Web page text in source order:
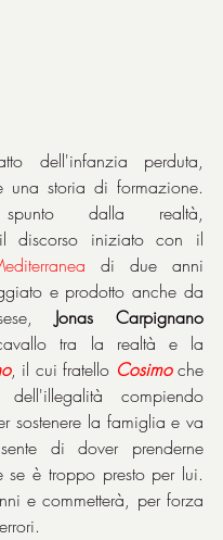
dell'infanzia perduta,
una storia di formazione.
spunto dalla realtà,
discorso iniziato con il
di due anni
e prodotto anche da
Jonas Carpignano
tra la realtà e la
, il cui fratello Cosimo che
compiendo
sostenere la famiglia e va
di dover prenderne
se è troppo presto per lui.
e commetterà, per forza